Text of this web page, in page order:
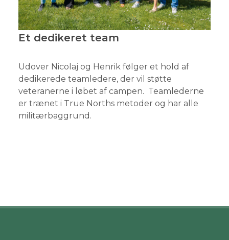
Et dedikeret team
Udover Nicolaj og Henrik følger et hold af
dedikerede teamledere, der vil støtte
veteranerne i løbet af campen. Teamlederne
er trænet i True Norths metoder og har alle
militærbaggrund.